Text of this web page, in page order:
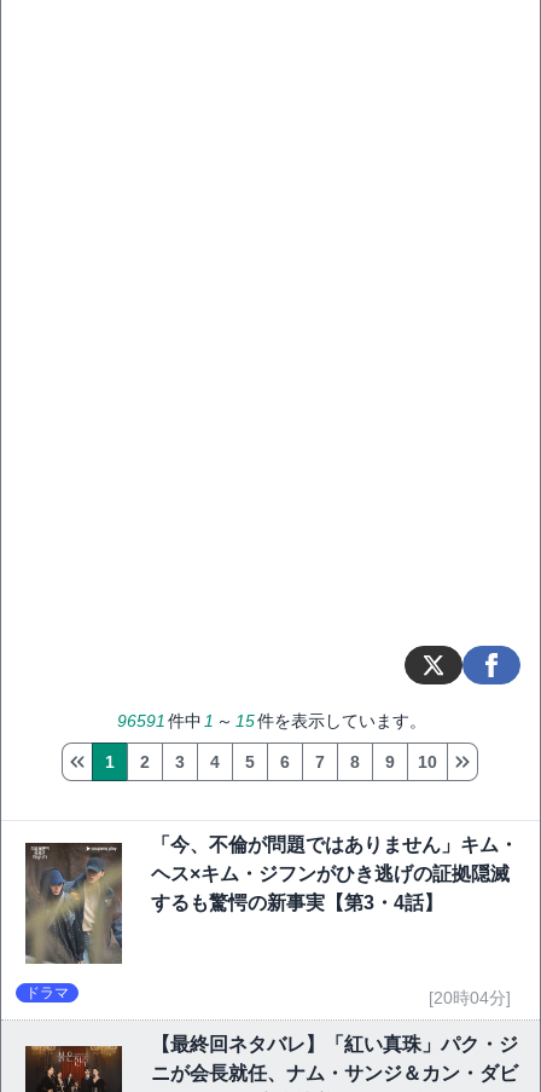
96591 件中 1 ～ 15件を表示しています。
1 2 3 4 5 6 7 8 9 10
「今、不倫が問題ではありません」キム・
ヘス×キム・ジフンがひき逃げの証拠隠滅
するも驚愕の新事実【第3・4話】
ドラマ [20時04分]
【最終回ネタバレ】「紅い真珠」パク・ジ
ニが会長就任、ナム・サンジ＆カン・ダビ